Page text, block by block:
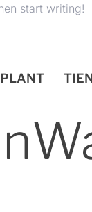
start writing!